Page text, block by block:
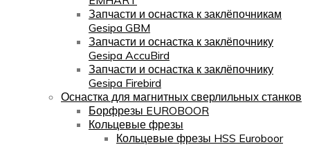
Запчасти и оснастка к заклёпочникам
Gesipa GBM
Запчасти и оснастка к заклёпочнику
Gesipa AccuBird
Запчасти и оснастка к заклёпочнику
Gesipa Firebird
Оснастка для магнитных сверлильных станков
Борфрезы EUROBOOR
Кольцевые фрезы
Кольцевые фрезы HSS Euroboor